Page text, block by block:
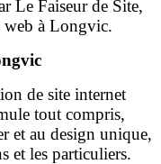
Le Faiseur de Site,
web à Longvic.
de site internet
tout compris,
et au design unique,
et les particuliers.